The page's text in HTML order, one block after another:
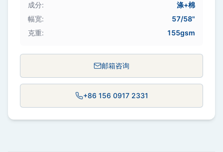
成分:
涤+棉
幅宽:
57/58"
克重: 155gsm
邮箱咨询
+86 156 0917 2331